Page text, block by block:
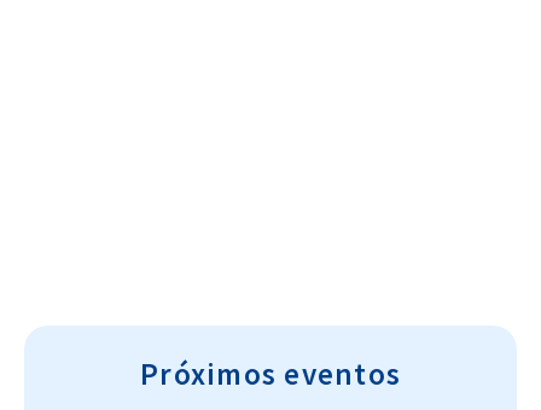
Próximos eventos